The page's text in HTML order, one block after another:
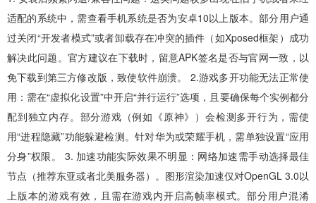
适配的系统中，需查看手机系统是否为安卓10以上版本。部分用户通
过关闭“开发者模式”或者卸载存在冲突的插件（如Xposed框架）成功
解决此问题。官方建议在下载时，留意APK签名是否与官网一致，以
免下载到第三方修改版，致使软件崩溃。 2.游戏多开功能无法正常使
用：需在“虚拟化设置”中开启“并行运行”选项，且要确保每个实例都分
配到独立内存。部分游戏（例如《原神》）会检测多开行为，需使
用“进程隐藏”功能躲避检测。针对华为或荣耀手机，需单独设置“应用
分身”权限。 3. 加速功能实际效果不明显：网络加速需手动选择最佳
节点（推荐东亚或者北美服务器）。图形渲染加速仅对OpenGL 3.0以
上版本的游戏有效，且需在游戏内开启高帧率模式。部分用户混淆